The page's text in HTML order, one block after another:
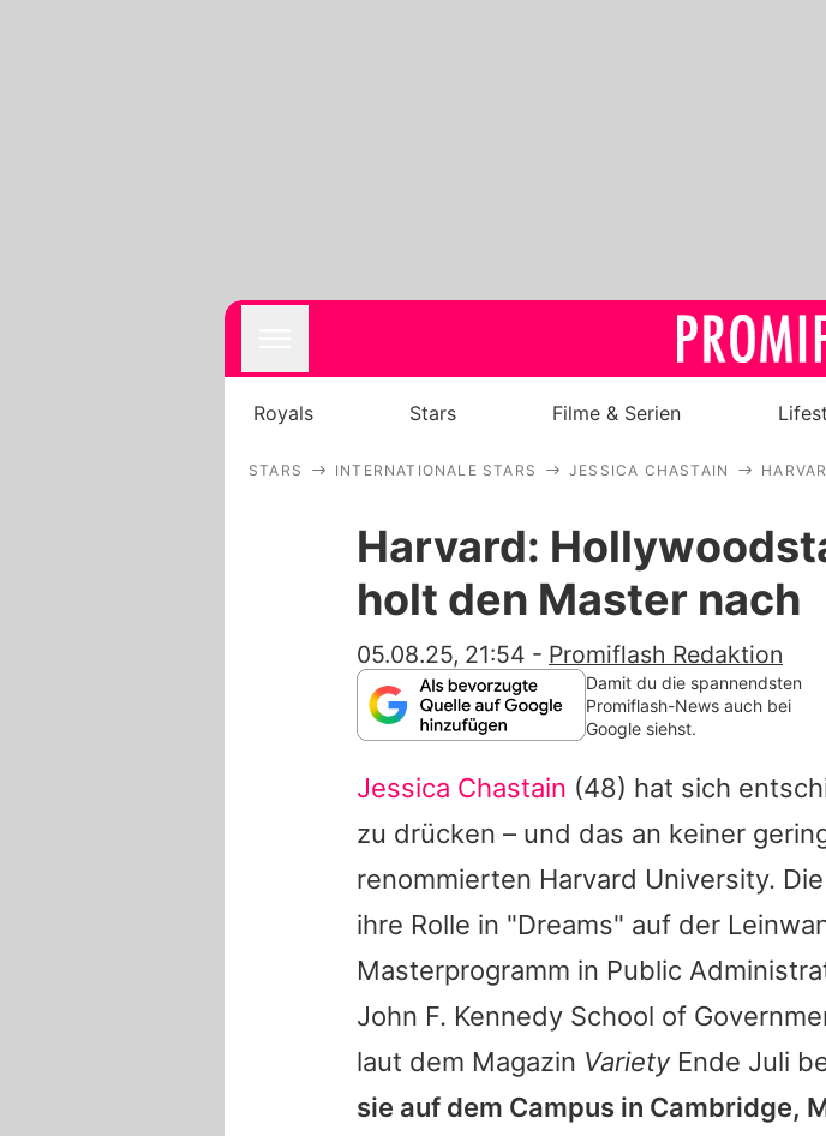
Stars
Filme &
Familie &
Alle Themen
App
Royals Stars Filme & Serien
STARS INTERNATIONALE STARS JESSICA CHASTAIN
Harvard:
holt den Master nach
05.08.25, 21:54 - Promiflash Redaktion
Damit du die spannendsten
Promiflash-News auch bei
Google siehst.
Jessica Chastain (48) hat sich
zu drücken – und das an keiner
renommierten Harvard University.
ihre Rolle in "Dreams" auf der
Masterprogramm in Public
John F. Kennedy School of
laut dem Magazin VarietyEnde Juli
sie auf dem Campus in Cambridge,